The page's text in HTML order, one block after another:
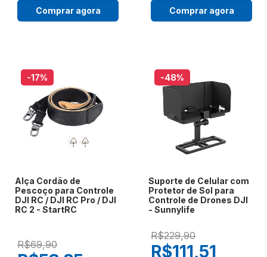
Comprar agora Comprar agora
-17%
Alça Cordão de
Pescoço para Controle
DJI RC / DJI RC Pro / DJI
RC 2 - StartRC
R$69,90
-48%
Suporte de Celular com
Protetor de Sol para
Controle de Drones DJI
- Sunnylife
R$229,90
R$111,51